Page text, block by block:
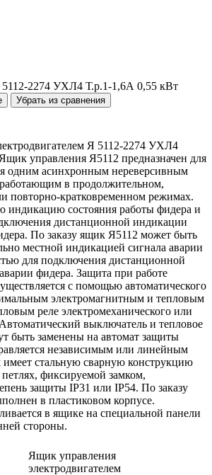
2274 УХЛ4 Т.р.1-1,6А 0,55 кВт
Убрать из сравнения
Я 5112-2274 УХЛ4
управления Я5112 предназначен для
одним асинхронным нереверсивным
работающим в продолжительном,
повторно-кратковременном режимах.
индикацию состояния работы фидера и
дистанционной индикации
По заказу ящик Я5112 может быть
местной индикацией сигнала аварии
для подключения дистанционной
фидера. Защита при работе
с помощью автоматического
электромагнитным и тепловым
реле электромеханического или
выключатель и тепловое
быть заменены на автомат защиты
независимым или линейным
стальную сварную конструкцию
фиксируемой замком,
защиты IР31 или IP54. По заказу
в пластиковом корпусе.
в ящике на специальной панели
стороны.
Ящик управления
электродвигателем